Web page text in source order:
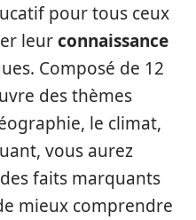
pour tous ceux
leurconnaissance
Composé de 12
des thèmes
le climat,
vous aurez
des faits marquants
mieux comprendre